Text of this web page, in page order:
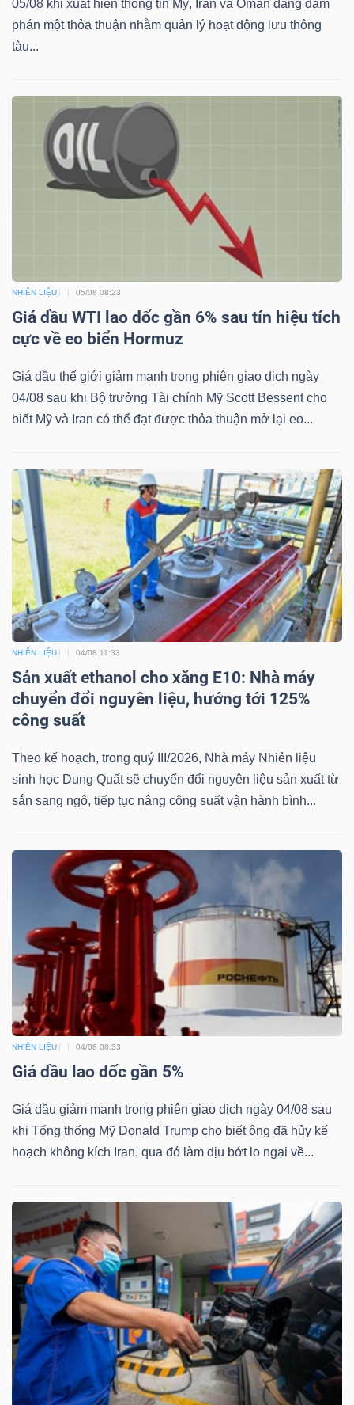
05/08 khi xuất hiện thông tin Mỹ, Iran và Oman đang đàm
phán một thỏa thuận nhằm quản lý hoạt động lưu thông
tàu...
NHIÊN LIỆU 05/08 08:23
Giá dầu WTI lao dốc gần 6% sau tín hiệu tích
cực về eo biển Hormuz
Giá dầu thế giới giảm mạnh trong phiên giao dịch ngày
04/08 sau khi Bộ trưởng Tài chính Mỹ Scott Bessent cho
biết Mỹ và Iran có thể đạt được thỏa thuận mở lại eo...
NHIÊN LIỆU 04/08 11:33
Sản xuất ethanol cho xăng E10: Nhà máy
chuyển đổi nguyên liệu, hướng tới 125%
công suất
Theo kế hoạch, trong quý III/2026, Nhà máy Nhiên liệu
sinh học Dung Quất sẽ chuyển đổi nguyên liệu sản xuất từ
sắn sang ngô, tiếp tục nâng công suất vận hành bình...
NHIÊN LIỆU 04/08 08:33
Giá dầu lao dốc gần 5%
Giá dầu giảm mạnh trong phiên giao dịch ngày 04/08 sau
khi Tổng thống Mỹ Donald Trump cho biết ông đã hủy kế
hoạch không kích Iran, qua đó làm dịu bớt lo ngại về...
YẾU
DÙNG
YẾU
SÓC
SỨC
KHỎE
TÀI
CÔNG
NGHỆ
THÔNG
TIN
TRUYỀN
THÔNG
TIỆN
BẤT
ĐỘNG
SẢN
chứng
khoán
(-)
Lãnh
đạo
(-)
Tất cả Người nội bộ Người liên quan Cổ đông lớn
Tin
tức
(-)